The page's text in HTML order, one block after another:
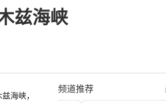
兹海峡
海峡，
频道推荐